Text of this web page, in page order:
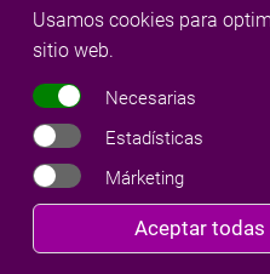
Usamos cookies para
sitio web.
Necesarias
Estadísticas
Márketing
Aceptar todas